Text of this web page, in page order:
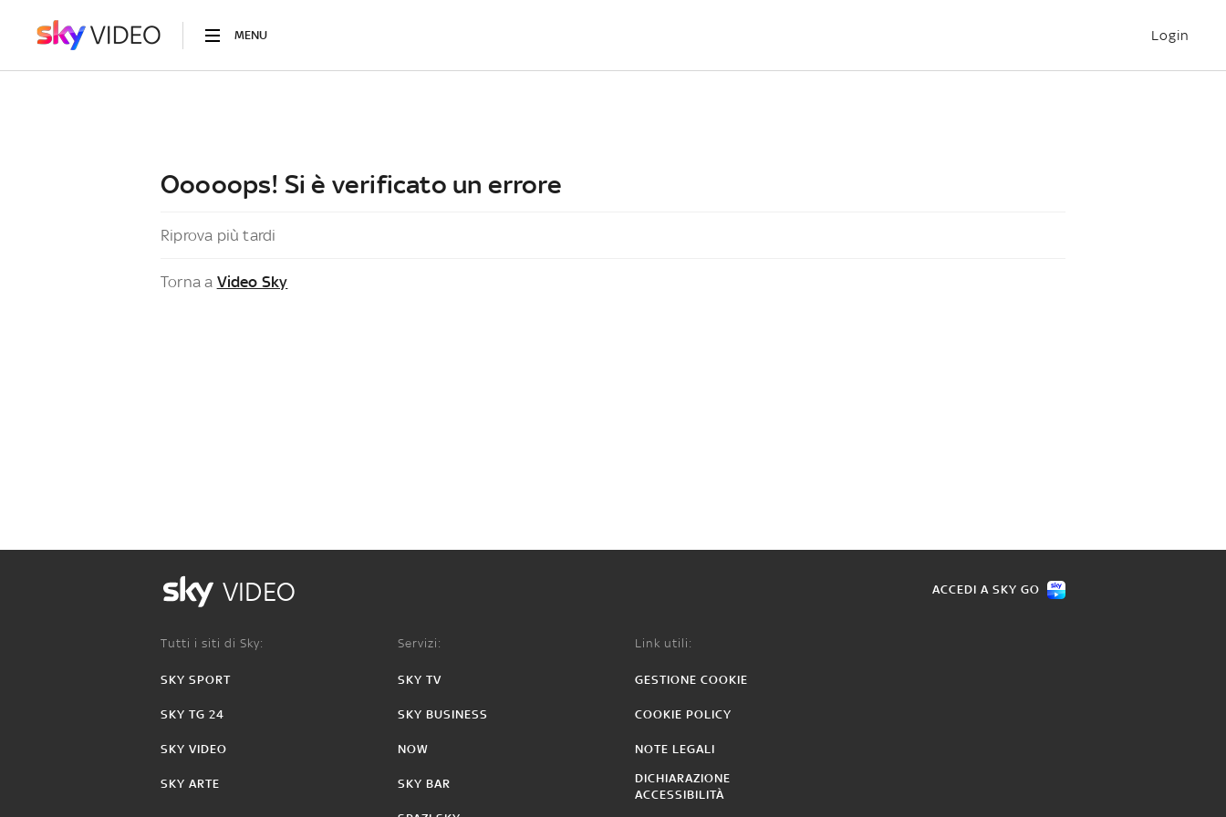
MENU Login
Ooooops! Si è verificato un errore
Riprova più tardi
Torna a Video Sky
VIDEO ACCEDI A SKY GO
Tutti i siti di Sky:
SKY SPORT
SKY TG 24
SKY VIDEO
SKY ARTE
Servizi:
SKY TV
SKY BUSINESS
NOW
SKY BAR
Link utili:
GESTIONE COOKIE
COOKIE POLICY
NOTE LEGALI
DICHIARAZIONE
ACCESSIBILITÀ